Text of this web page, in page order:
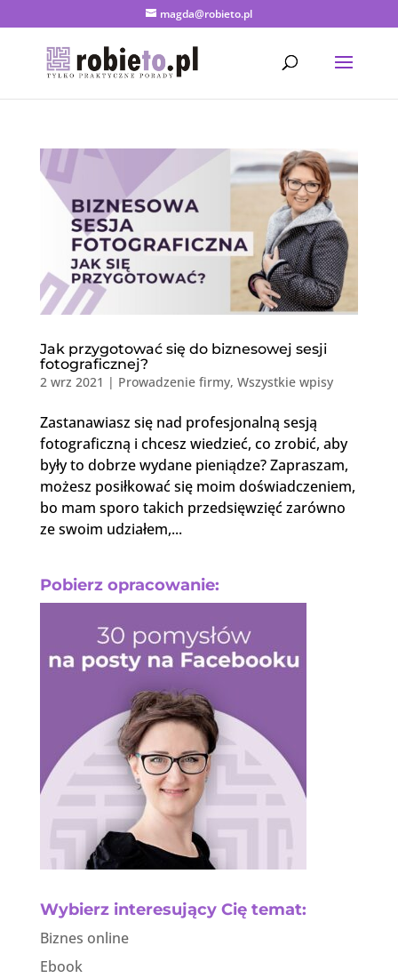
magda@robieto.pl
Jak przygotować się do biznesowej sesji
fotograficznej?
2 wrz 2021 | Prowadzenie firmy, Wszystkie wpisy
Zastanawiasz się nad profesjonalną sesją
fotograficzną i chcesz wiedzieć, co zrobić, aby
były to dobrze wydane pieniądze? Zapraszam,
możesz posiłkować się moim doświadczeniem,
bo mam sporo takich przedsięwzięć zarówno
ze swoim udziałem,...
Pobierz opracowanie:
Wybierz interesujący Cię temat:
Biznes online
Ebook